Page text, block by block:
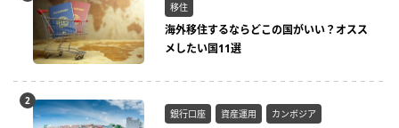
移住
海外移住するならどこの国がいい？オスス
メしたい国11選
銀行口座 資産運用 カンボジア